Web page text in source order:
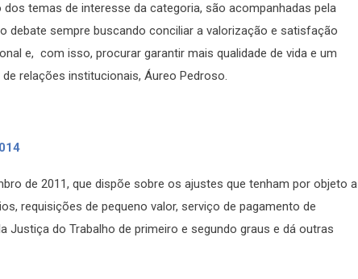
temas de interesse da categoria, são acompanhadas pela
debate sempre buscando conciliar a valorização e satisfação
e, com isso, procurar garantir mais qualidade de vida e um
relações institucionais, Áureo Pedroso.
de 2011, que dispõe sobre os ajustes que tenham por objeto a
requisições de pequeno valor, serviço de pagamento de
do Trabalho de primeiro e segundo graus e dá outras